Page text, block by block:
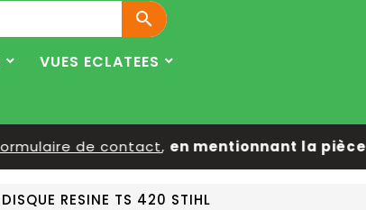

VUES ECLATEES
de contact,en mentionnant la pièce
RESINE TS 420 STIHL